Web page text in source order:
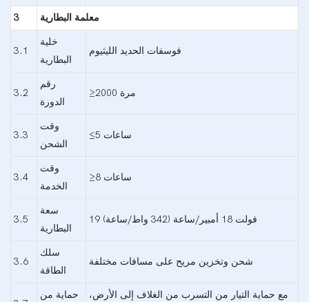
3 معلمة البطارية
3.1
خلية
البطارية
فوسفات الحديد الليثيوم
3.2
رقم
الدورة
≥2000 مرة
3.3
وقت
الشحن
≤5 ساعات
3.4
وقت
الخدمة
≥8 ساعات
3.5
سعة
البطارية
19 فولت 18 أمبير/ساعة (342 واط/ساعة)
3.6
سلك
الطاقة
شحن وتخزين مريح على مسافات مختلفة
حماية من مع حماية التيار من التسرب من الغلاف إلى الأرض،